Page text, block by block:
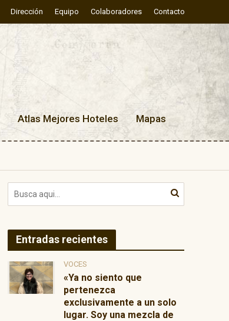
Dirección Equipo Colaboradores Contacto
Atlas Mejores Hoteles Mapas
Entradas recientes
VOCES
«Ya no siento que
pertenezca
exclusivamente a un solo
lugar. Soy una mezcla de